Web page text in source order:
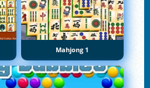
Mahjong 1